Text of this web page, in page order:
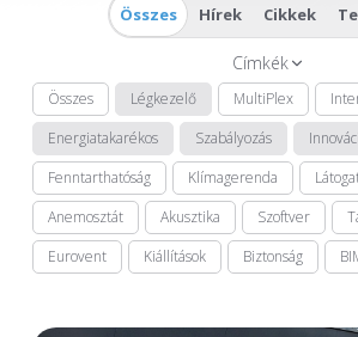
Összes Hírek Cikkek
Címkék
Összes Légkezelő MultiPlex
Energiatakarékos
Szabályozás
Fenntarthatóság
Klímagerenda
Anemosztát
Akusztika Szoftver
Eurovent
Kiállítások Biztonság